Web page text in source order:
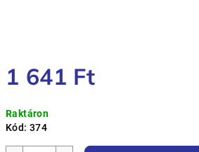
1 641 Ft
Raktáron
Kód: 374